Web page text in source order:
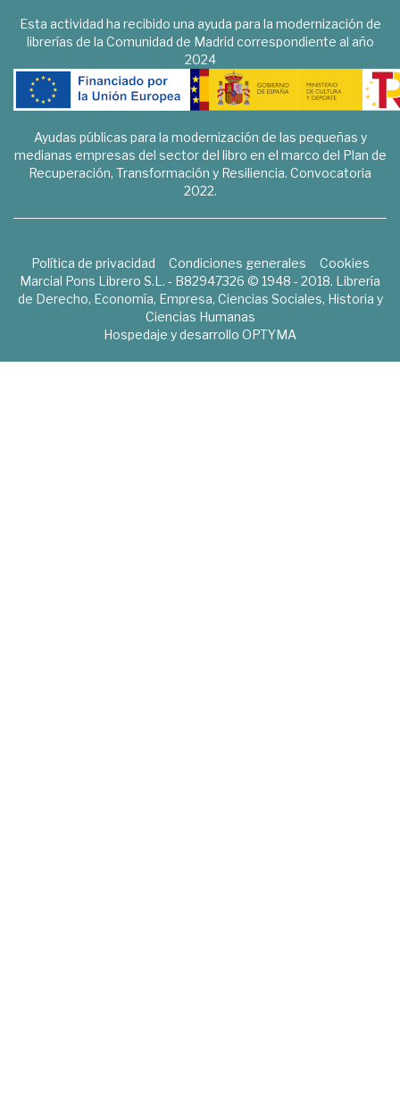
Esta actividad ha recibido una ayuda para la modernización de
librerías de la Comunidad de Madrid correspondiente al año
2024
Ayudas públicas para la modernización de las pequeñas y
medianas empresas del sector del libro en el marco del Plan de
Recuperación, Transformación y Resiliencia. Convocatoria
2022.
Política de privacidad Condiciones generales
Cookies
Marcial Pons Librero S.L. - B82947326 © 1948 - 2018. Librería
de Derecho, Economía, Empresa, Ciencias Sociales, Historia y
Ciencias Humanas
Hospedaje y desarrollo OPTYMA